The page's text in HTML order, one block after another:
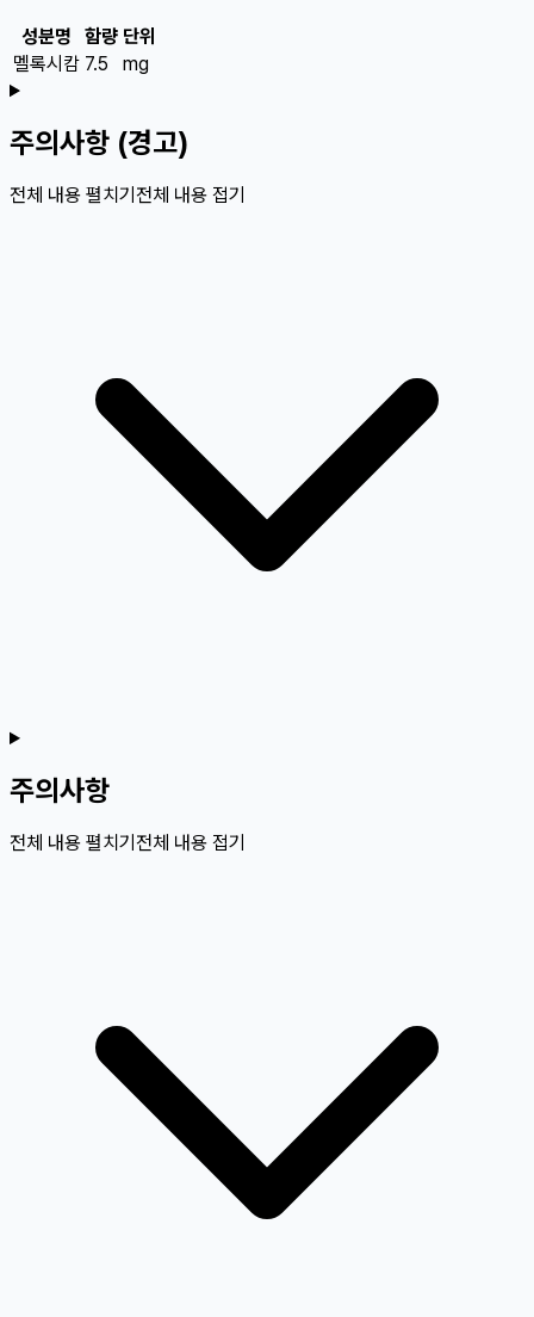
성분명 함량 단위
멜록시캄 7.5 mg
주의사항 (경고)
전체 내용 펼치기전체 내용 접기
주의사항
전체 내용 펼치기전체 내용 접기